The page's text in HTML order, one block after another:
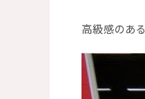
高級感のある